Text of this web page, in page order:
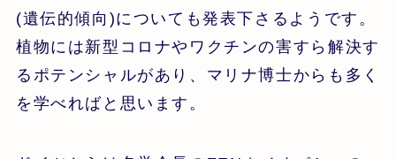
(遺伝的傾向)についても発表下さるようです。
植物には新型コロナやワクチンの害すら解決す
るポテンシャルがあり、マリナ博士からも多く
を学べればと思います。